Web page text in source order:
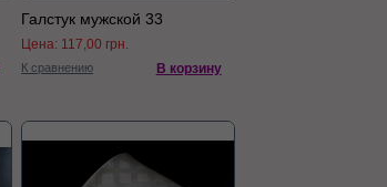
Галстук мужской 33
Цена: 117,00 грн.
К сравнению В корзину